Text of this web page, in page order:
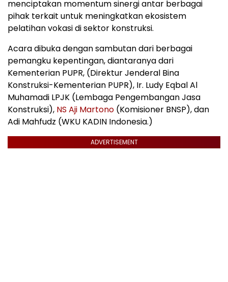
menciptakan momentum sinergi antar berbagai
pihak terkait untuk meningkatkan ekosistem
pelatihan vokasi di sektor konstruksi.
Acara dibuka dengan sambutan dari berbagai
pemangku kepentingan, diantaranya dari
Kementerian PUPR, (Direktur Jenderal Bina
Konstruksi-Kementerian PUPR), Ir. Ludy Eqbal Al
Muhamadi LPJK (Lembaga Pengembangan Jasa
Konstruksi), NS Aji Martono (Komisioner BNSP), dan
Adi Mahfudz (WKU KADIN Indonesia.)
ADVERTISEMENT